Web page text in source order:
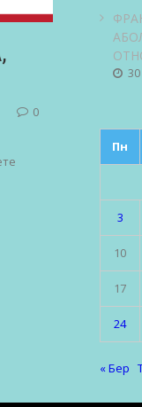
0
Пн
3
10
17
24
« Бер